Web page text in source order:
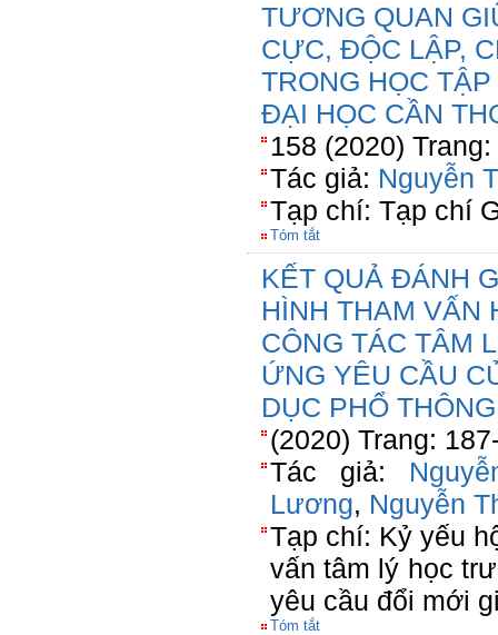
TƯƠNG QUAN
CỰC, ĐỘC LẬP,
TRONG HỌC
ĐẠI HỌC CẦN
158 (2020)
Tác giả: Nguyễn
Tạp chí: Tạp chí
Tóm tắt
KẾT QUẢ ĐÁNH
HÌNH THAM VẤN
CÔNG TÁC TÂM
ỨNG YÊU CẦU
DỤC PHỔ
(2020) Trang:
Tác giả:
Lương, Nguyễn
Tạp chí: Kỷ yếu
vấn tâm lý học
yêu cầu đổi mới
Tóm tắt